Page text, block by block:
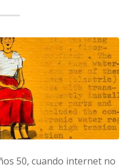
50, cuando internet no